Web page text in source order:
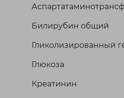
Билирубин общий
Гликолизированный
Глюкоза
Креатинин